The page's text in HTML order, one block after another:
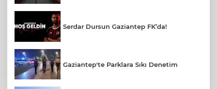
Serdar Dursun Gaziantep FK’da!
Gaziantep'te Parklara Sıkı Denetim